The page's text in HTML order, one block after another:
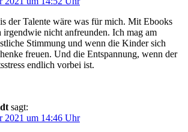
der Talente wäre was für mich. Mit Ebooks
irgendwie nicht anfreunden. Ich mag am
Stimmung und wenn die Kinder sich
freuen. Und die Entspannung, wenn der
endlich vorbei ist.
sagt:
2021 um 14:46 Uhr